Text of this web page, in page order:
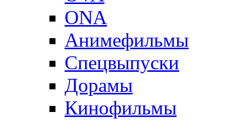
ONA
Анимефильмы
Спецвыпуски
Дорамы
Кинофильмы